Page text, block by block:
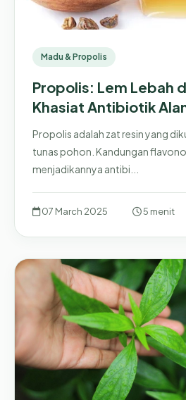
Madu & Propolis
Propolis: Lem Lebah
Khasiat Antibiotik
Propolis adalah zat resin yang
tunas pohon. Kandungan
menjadikannya antibi...
07 March 2025 5 menit